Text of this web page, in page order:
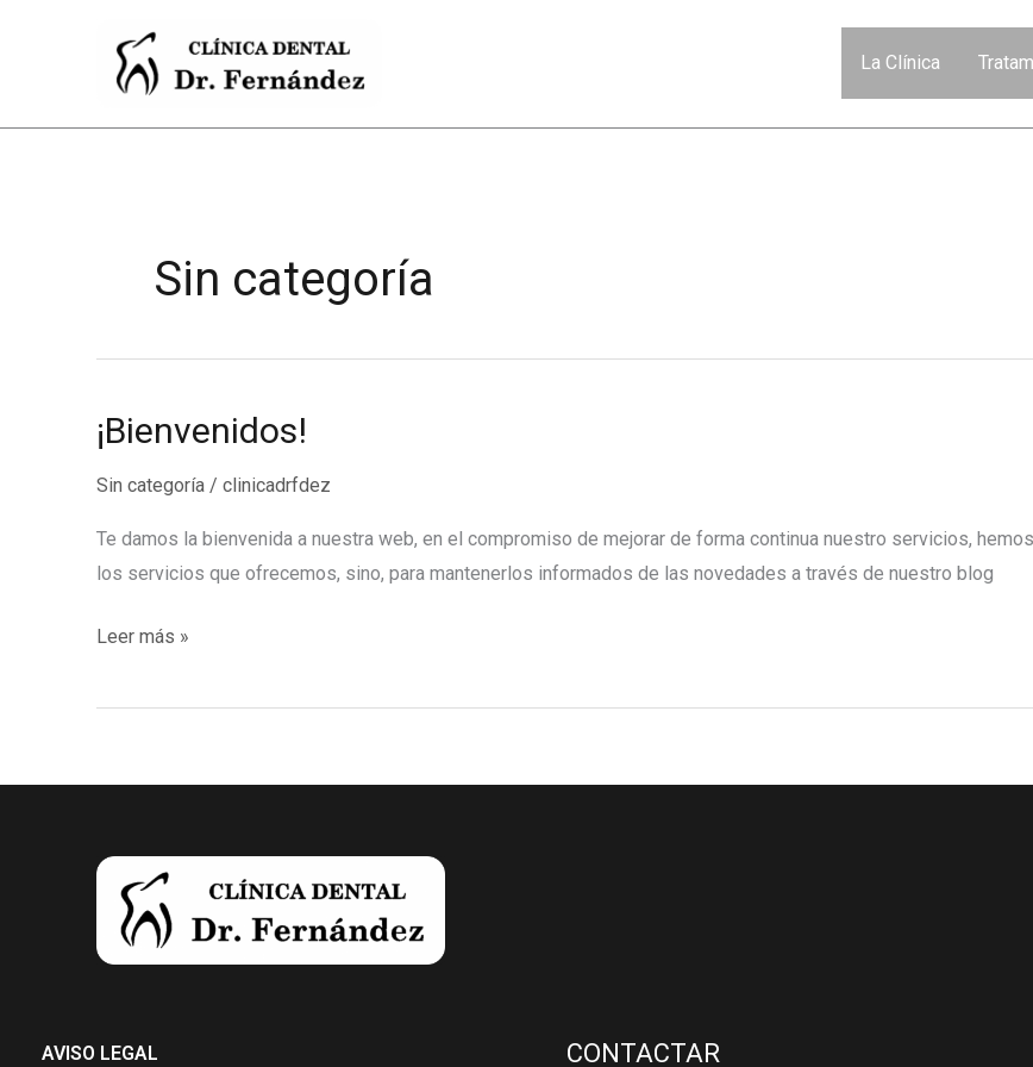
La Clínica
Sin categoría
¡Bienvenidos!
Sin categoría / clinicadrfdez
Te damos la bienvenida a nuestra web, en el compromiso de mejorar de forma continua nuestro servicios,
los servicios que ofrecemos, sino, para mantenerlos informados de las novedades a través de nuestro blog
¡Bienvenidos!
Leer más »
AVISO LEGAL CONTACTAR